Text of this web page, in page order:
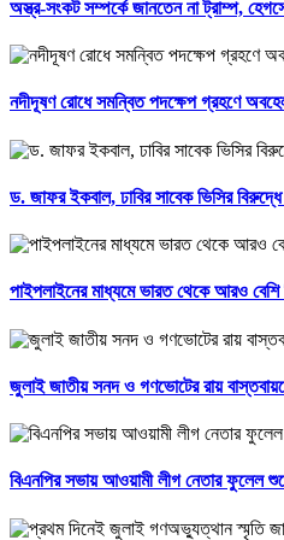
অস্ত্র-সংকট সম্পর্কে জানতেন না ট্রাম্প,
নদীদূষণ রোধে সমন্বিত পদক্ষেপ গ্রহণে
ড. জাফর ইকবাল, ঢাবির সাবেক ভিসির
পাইপলাইনের মাধ্যমে ভারত থেকে আরও বেশি
জুলাই জাতীয় সনদ ও গণভোটের রায়
বিএনপির সভায় আওয়ামী লীগ নেতার ফুলেল